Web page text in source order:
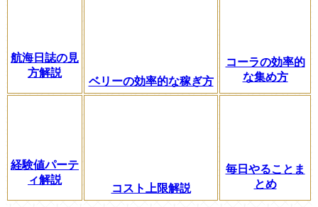
航海日誌の見
方解説
ベリーの効率的な稼ぎ方
コーラの効率的
な集め方
経験値パーテ
ィ解説
コスト上限解説
毎日やることま
とめ